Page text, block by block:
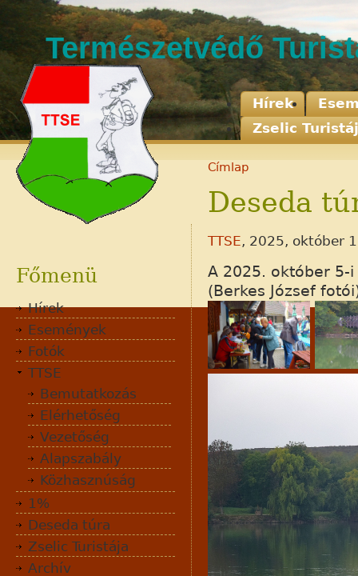
Természetvédő
Hírek
Zselic
Címlap
Deseda
TTSE, 2025, október
A 2025. október 5-i
(Berkes József
Főmenü
Hírek
Események
Fotók
TTSE
Bemutatkozás
Elérhetőség
Vezetőség
Alapszabály
Közhasznúság
1%
Deseda túra
Zselic Turistája
Archív
Adatvédelem
Jognyilatkozat
Kapcsolat